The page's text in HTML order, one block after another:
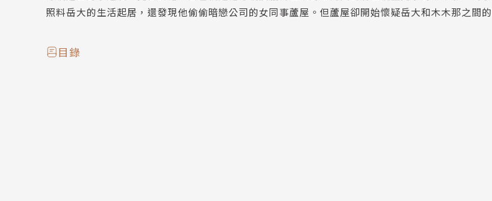
照料岳大的生活起居，還發現他偷偷暗戀公司的女同事蘆屋。但蘆屋卻開始懷疑岳大和木木那之間
目錄